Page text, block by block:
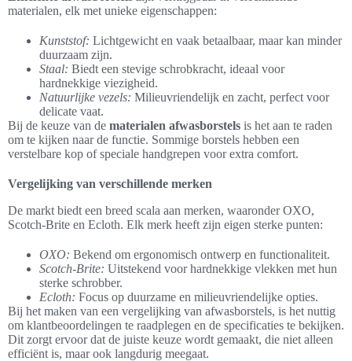
materialen, elk met unieke eigenschappen:
Kunststof: Lichtgewicht en vaak betaalbaar, maar kan minder
duurzaam zijn.
Staal: Biedt een stevige schrobkracht, ideaal voor
hardnekkige viezigheid.
Natuurlijke vezels: Milieuvriendelijk en zacht, perfect voor
delicate vaat.
Bij de keuze van de materialen afwasborstels is het aan te raden
om te kijken naar de functie. Sommige borstels hebben een
verstelbare kop of speciale handgrepen voor extra comfort.
Vergelijking van verschillende merken
De markt biedt een breed scala aan merken, waaronder OXO,
Scotch-Brite en Ecloth. Elk merk heeft zijn eigen sterke punten:
OXO: Bekend om ergonomisch ontwerp en functionaliteit.
Scotch-Brite: Uitstekend voor hardnekkige vlekken met hun
sterke schrobber.
Ecloth: Focus op duurzame en milieuvriendelijke opties.
Bij het maken van een vergelijking van afwasborstels, is het nuttig
om klantbeoordelingen te raadplegen en de specificaties te bekijken.
Dit zorgt ervoor dat de juiste keuze wordt gemaakt, die niet alleen
efficiënt is, maar ook langdurig meegaat.